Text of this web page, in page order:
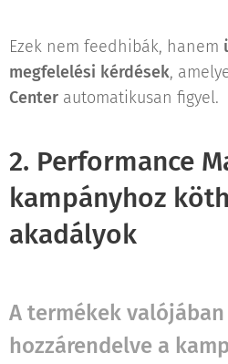
Ezek nem feedhibák, hanem
megfelelési kérdések,
Center automatikusan figyel.
2. Performance
kampányhoz
akadályok
A termékek
hozzárendelve a